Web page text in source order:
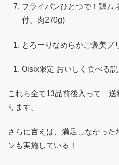
フライパンひとつで！鶏ム
付、肉270g)
とろーりなめらかご褒美プ
Oisix限定 おいしく食べる説
これら全て13品前後入って「
ります。
さらに言えば、満足しなかっ
ンも実施している！